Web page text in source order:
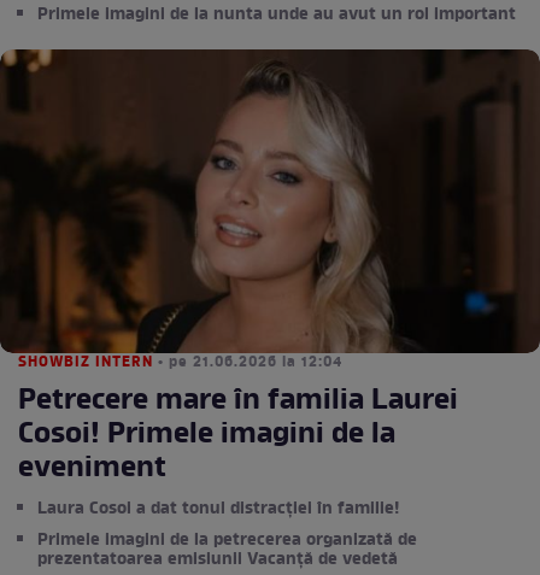
Primele imagini de la nunta unde au avut un rol important
SHOWBIZ INTERN • pe 21.06.2026 la 12:04
Petrecere mare în familia Laurei
Cosoi! Primele imagini de la
eveniment
Laura Cosoi a dat tonul distracției în familie!
Primele imagini de la petrecerea organizată de
prezentatoarea emisiunii Vacanță de vedetă